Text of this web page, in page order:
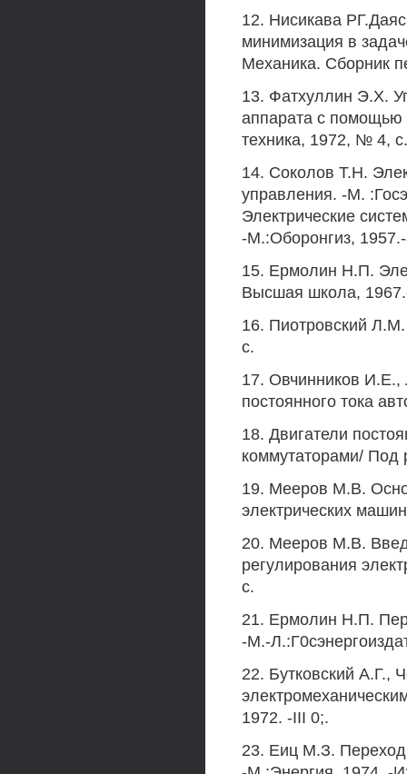
12. Нисикава
минимизация в
Механика. Сборник
13. Фатхуллин Э.Х.
аппарата с помощью
техника, 1972, № 4,
14. Соколов Т.Н.
управления. -М.
Электрические
-М.:Оборонгиз,
15. Ермолин Н.П.
Высшая школа,
16. Пиотровский
с.
17. Овчинников И.Е.,
постоянного тока
18. Двигатели
коммутаторами/ Под
19. Мееров М.В.
электрических
20. Мееров М.В.
регулирования
с.
21. Ермолин Н.П.
-М.-
22. Бутковский
1972. -III 0;.
23. Еиц М.З.